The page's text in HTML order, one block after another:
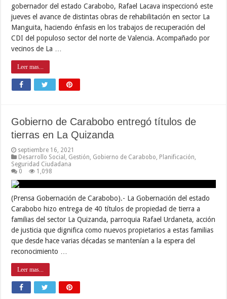
gobernador del estado Carabobo, Rafael Lacava inspeccionó este
jueves el avance de distintas obras de rehabilitación en sector La
Manguita, haciendo énfasis en los trabajos de recuperación del
CDI del populoso sector del norte de Valencia. Acompañado por
vecinos de La …
Leer mas...
Gobierno de Carabobo entregó títulos de
tierras en La Quizanda
septiembre 16, 2021
Desarrollo Social
Gestión Gobierno de Carabobo Planificación
Seguridad Ciudadana
0
1,098
(Prensa Gobernación de Carabobo).- La Gobernación del estado
Carabobo hizo entrega de 40 títulos de propiedad de tierra a
familias del sector La Quizanda, parroquia Rafael Urdaneta, acción
de justicia que dignifica como nuevos propietarios a estas familias
que desde hace varias décadas se mantenían a la espera del
reconocimiento …
Leer mas...